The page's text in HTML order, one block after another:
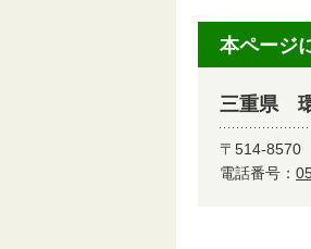
本ページ
三重県
〒514-8570
電話番号：